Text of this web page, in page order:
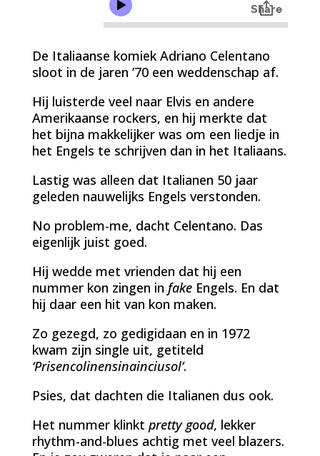
De Italiaanse komiek Adriano Celentano
sloot in de jaren ’70 een weddenschap af.
Hij luisterde veel naar Elvis en andere
Amerikaanse rockers, en hij merkte dat
het bijna makkelijker was om een liedje in
het Engels te schrijven dan in het Italiaans.
Lastig was alleen dat Italianen 50 jaar
geleden nauwelijks Engels verstonden.
No problem-me, dacht Celentano. Das
eigenlijk juist goed.
Hij wedde met vrienden dat hij een
nummer kon zingen in fakeEngels. En dat
hij daar een hit van kon maken.
Zo gezegd, zo gedigidaan en in 1972
kwam zijn single uit, getiteld
‘Prisencolinensinainciusol’.
Psies, dat dachten die Italianen dus ook.
Het nummer klinkt pretty good, lekker
rhythm-and-blues achtig met veel blazers.